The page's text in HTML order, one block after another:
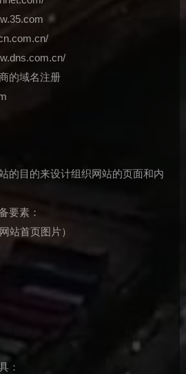
的域名注册
目的来设计组织网站的页面和内
要素：
首页图片）
：